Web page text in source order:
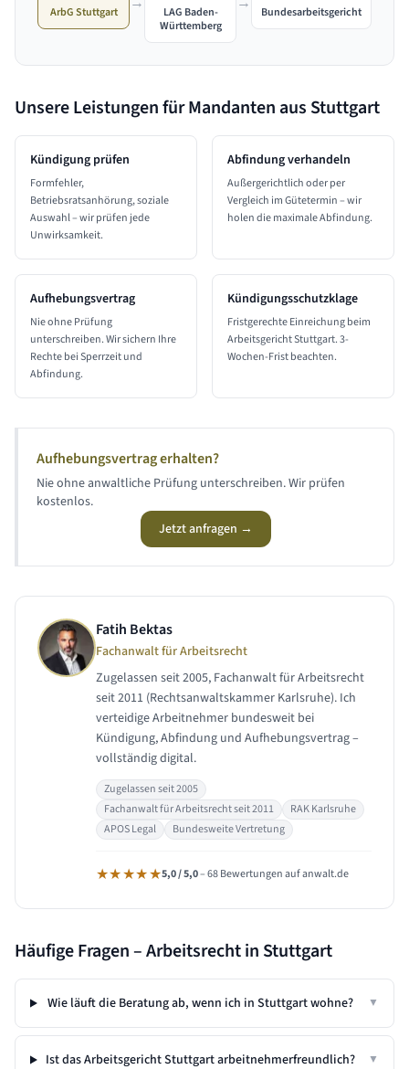
ArbG Stuttgart
LAG Baden-
Württemberg
Bundesarbeitsgericht
Unsere Leistungen für Mandanten aus Stuttgart
Kündigung prüfen
Formfehler,
Betriebsratsanhörung, soziale
Auswahl – wir prüfen jede
Unwirksamkeit.
Abfindung verhandeln
Außergerichtlich oder per
Vergleich im Gütetermin – wir
holen die maximale Abfindung.
Aufhebungsvertrag
Nie ohne Prüfung
unterschreiben. Wir sichern Ihre
Rechte bei Sperrzeit und
Abfindung.
Kündigungsschutzklage
Fristgerechte Einreichung beim
Arbeitsgericht Stuttgart. 3-
Wochen-Frist beachten.
Aufhebungsvertrag erhalten?
Nie ohne anwaltliche Prüfung unterschreiben. Wir prüfen
kostenlos.
Jetzt anfragen →
Fatih Bektas
Fachanwalt für Arbeitsrecht
Zugelassen seit 2005, Fachanwalt für Arbeitsrecht
seit 2011 (Rechtsanwaltskammer Karlsruhe). Ich
verteidige Arbeitnehmer bundesweit bei
Kündigung, Abfindung und Aufhebungsvertrag –
vollständig digital.
Zugelassen seit 2005
Fachanwalt für Arbeitsrecht seit 2011
RAK Karlsruhe
APOS Legal
Bundesweite Vertretung
★★★★★5,0 / 5,0– 68 Bewertungen auf anwalt.de
Häufige Fragen – Arbeitsrecht in Stuttgart
Wie läuft die Beratung ab, wenn ich in Stuttgart wohne? ▼
Ist das Arbeitsgericht Stuttgart arbeitnehmerfreundlich? ▼